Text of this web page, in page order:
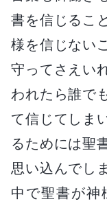
書を信じるこ
様を信じない
守ってさえい
われたら誰で
て信じてしま
るためには聖
思い込んでし
中で聖書が神